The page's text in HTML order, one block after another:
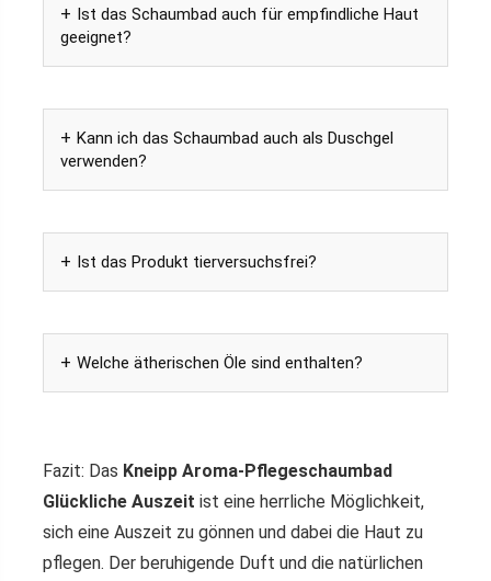
Ist das Schaumbad auch für empfindliche Haut
geeignet?
Kann ich das Schaumbad auch als Duschgel
verwenden?
Ist das Produkt tierversuchsfrei?
Welche ätherischen Öle sind enthalten?
Fazit: Das Kneipp Aroma-Pflegeschaumbad
Glückliche Auszeit ist eine herrliche Möglichkeit,
sich eine Auszeit zu gönnen und dabei die Haut zu
pflegen. Der beruhigende Duft und die natürlichen